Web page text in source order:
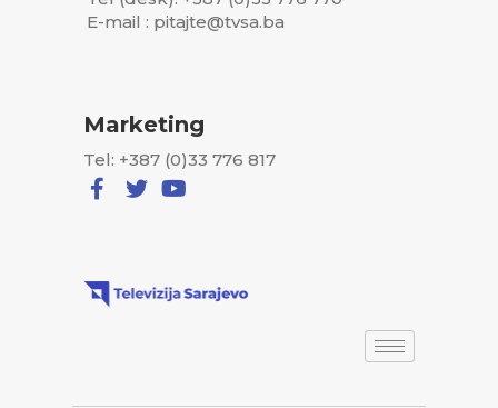
E-mail : pitajte@tvsa.ba
Marketing
Tel: +387 (0)33 776 817